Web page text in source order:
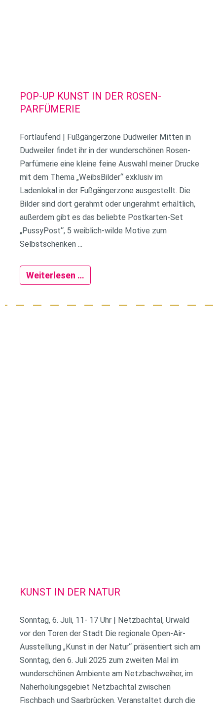
POP-UP KUNST IN DER ROSEN-
PARFÜMERIE
Fortlaufend | Fußgängerzone Dudweiler Mitten in
Dudweiler findet ihr in der wunderschönen Rosen-
Parfümerie eine kleine feine Auswahl meiner Drucke
mit dem Thema „WeibsBilder“ exklusiv im
Ladenlokal in der Fußgängerzone ausgestellt. Die
Bilder sind dort gerahmt oder ungerahmt erhältlich,
außerdem gibt es das beliebte Postkarten-Set
„PussyPost“, 5 weiblich-wilde Motive zum
Selbstschenken ...
Weiterlesen …
KUNST IN DER NATUR
Sonntag, 6. Juli, 11- 17 Uhr | Netzbachtal, Urwald
vor den Toren der Stadt Die regionale Open-Air-
Ausstellung „Kunst in der Natur“ präsentiert sich am
Sonntag, den 6. Juli 2025 zum zweiten Mal im
wunderschönen Ambiente am Netzbachweiher, im
Naherholungsgebiet Netzbachtal zwischen
Fischbach und Saarbrücken. Veranstaltet durch die